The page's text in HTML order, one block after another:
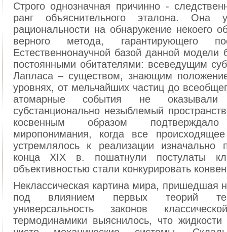
Строго однозначная причинно -
ранг объяснительного эталона. Она
рациональности на обнаружение некоего
верного метода, гарантирующего
Естественнонаучной базой данной
постоянными обитателями: всеведущим
Лапласа – существом, знающим
уровнях, от мельчайших частиц до
атомарные события не оказывали
субстанционально незыблемый
косвенным образом подтверждало
миропонимания, когда все
устремлялось к реализации изначально
конца XIX в. пошатнули постулаты
объективностью стали конкурировать
Неклассическая картина мира, пришедшая
под влиянием первых теорий
универсальность законов
термодинамики выяснилось, что